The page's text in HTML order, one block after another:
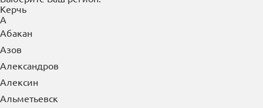
Керчь
А
Абакан
Азов
Александров
Алексин
Альметьевск